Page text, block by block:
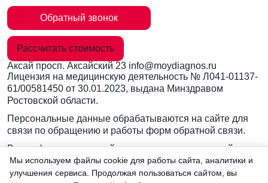
Обратный звонок
Рассчитать стоимость
Аксай просп. Аксайский 23 info@moydiagnos.ru
Лицензия на медицинскую деятельность № Л041-01137-
61/00581450 от 30.01.2023, выдана Минздравом
Ростовской области.
Персональные данные обрабатываются на сайте для
связи по обращению и работы форм обратной связи.
Вся информация на сайте носит ознакомительный
характер и не заменяет очную консультацию врача.
Консультации по телефону и в мессенджерах не
Мы используем файлы cookie для работы сайта, аналитики и
улучшения сервиса. Продолжая пользоваться сайтом, вы